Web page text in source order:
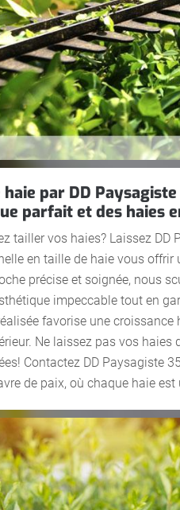
haie par DD
parfait et des haies
tailler vos haies? Laissez DD
en taille de haie vous offrir
précise et soignée, nous
impeccable tout en
favorise une
Ne laissez pas vos haies
Contactez DD Paysagiste
de paix, où chaque haie